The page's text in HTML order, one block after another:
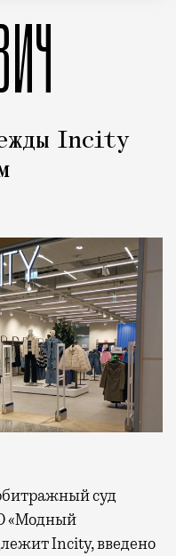
Incity
«Модный
Incity, введено